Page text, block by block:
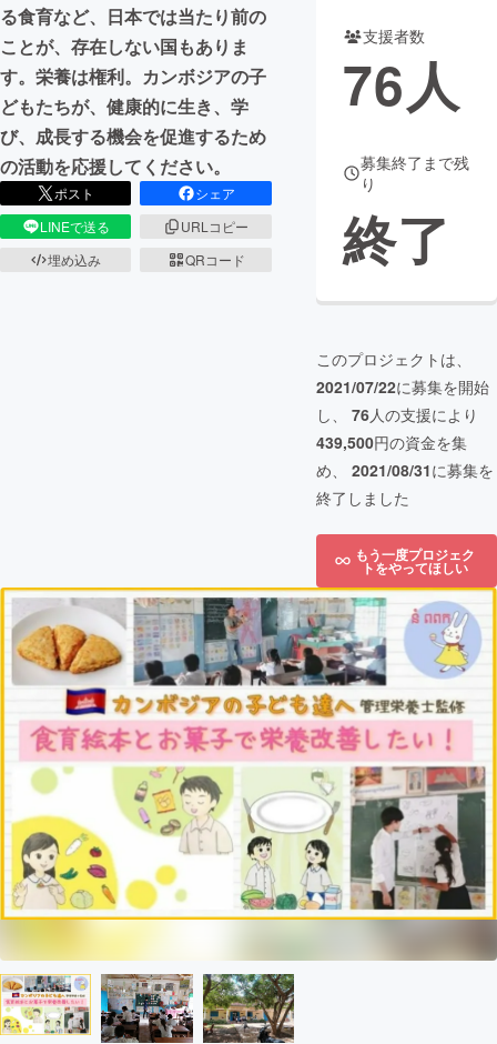
る食育など、日本では当たり前の
ことが、存在しない国もありま
す。栄養は権利。カンボジアの子
どもたちが、健康的に生き、学
び、成長する機会を促進するため
の活動を応援してください。
ポスト
シェア
LINEで送る
URLコピー
埋め込み
QRコード
支援者数
76人
募集終了まで残
り
終了
このプロジェクトは、
2021/07/22に募集を開始
し、 76人の支援により
439,500円の資金を集
め、 2021/08/31に募集を
終了しました
もう一度プロジェク
トをやってほしい